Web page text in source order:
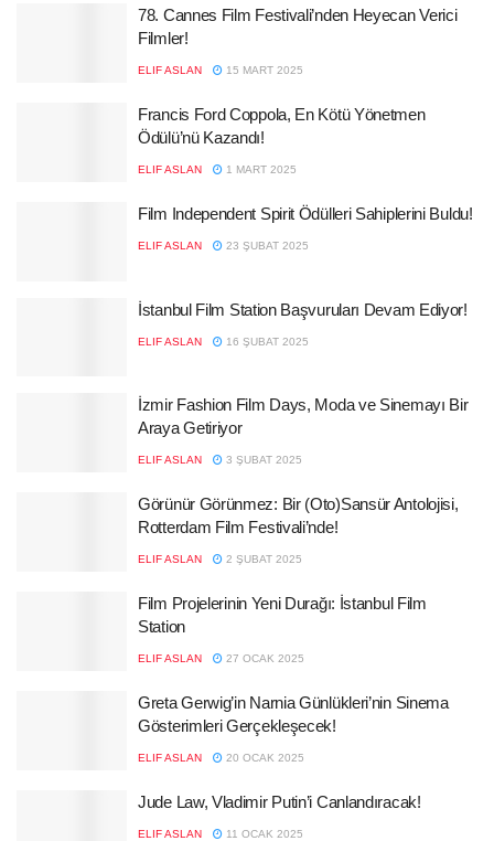
78. Cannes Film Festivali’nden Heyecan Verici
Filmler!
ELIF ASLAN 15 MART 2025
​Francis Ford Coppola, En Kötü Yönetmen
Ödülü’nü Kazandı​!
ELIF ASLAN 1 MART 2025
Film Independent Spirit Ödülleri Sahiplerini Buldu!
ELIF ASLAN 23 ŞUBAT 2025
İstanbul Film Station Başvuruları Devam Ediyor!
ELIF ASLAN 16 ŞUBAT 2025
İzmir Fashion Film Days, Moda ve Sinemayı Bir
Araya Getiriyor
ELIF ASLAN 3 ŞUBAT 2025
Görünür Görünmez: Bir (Oto)Sansür Antolojisi,
Rotterdam Film Festivali’nde!
ELIF ASLAN 2 ŞUBAT 2025
Film Projelerinin Yeni Durağı: İstanbul Film
Station
ELIF ASLAN 27 OCAK 2025
Greta Gerwig’in Narnia Günlükleri’nin Sinema
Gösterimleri Gerçekleşecek!
ELIF ASLAN 20 OCAK 2025
Jude Law, Vladimir Putin’i Canlandıracak!
ELIF ASLAN 11 OCAK 2025